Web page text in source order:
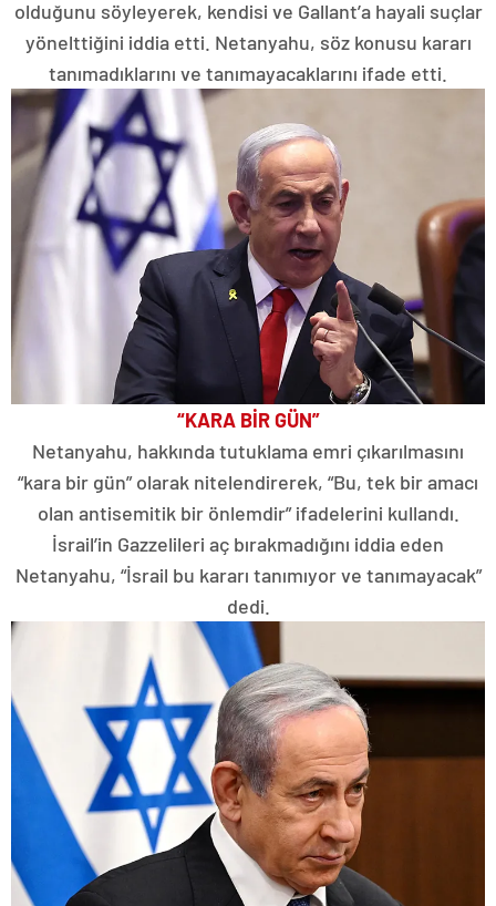
olduğunu söyleyerek, kendisi ve Gallant’a hayali suçlar
yönelttiğini iddia etti. Netanyahu, söz konusu kararı
tanımadıklarını ve tanımayacaklarını ifade etti.
“KARA BİR GÜN”
Netanyahu, hakkında tutuklama emri çıkarılmasını
“kara bir gün” olarak nitelendirerek, “Bu, tek bir amacı
olan antisemitik bir önlemdir” ifadelerini kullandı.
İsrail’in Gazzelileri aç bırakmadığını iddia eden
Netanyahu, “İsrail bu kararı tanımıyor ve tanımayacak”
dedi.